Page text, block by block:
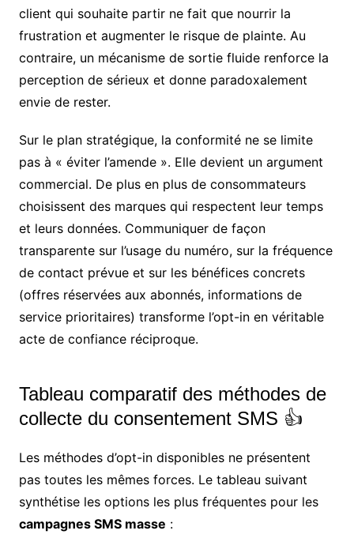
client qui souhaite partir ne fait que nourrir la
frustration et augmenter le risque de plainte. Au
contraire, un mécanisme de sortie fluide renforce la
perception de sérieux et donne paradoxalement
envie de rester.
Sur le plan stratégique, la conformité ne se limite
pas à « éviter l’amende ». Elle devient un argument
commercial. De plus en plus de consommateurs
choisissent des marques qui respectent leur temps
et leurs données. Communiquer de façon
transparente sur l’usage du numéro, sur la fréquence
de contact prévue et sur les bénéfices concrets
(offres réservées aux abonnés, informations de
service prioritaires) transforme l’opt-in en véritable
acte de confiance réciproque.
Tableau comparatif des méthodes de
collecte du consentement SMS 👍
Les méthodes d’opt-in disponibles ne présentent
pas toutes les mêmes forces. Le tableau suivant
synthétise les options les plus fréquentes pour les
campagnes SMS masse :